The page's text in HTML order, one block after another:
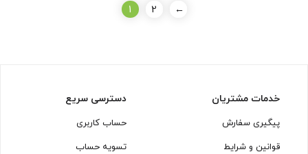
1 2 ←
خدمات مشتریان
پیگیری سفارش
قوانین و شرایط
دسترسی سریع
حساب کاربری
تسویه حساب